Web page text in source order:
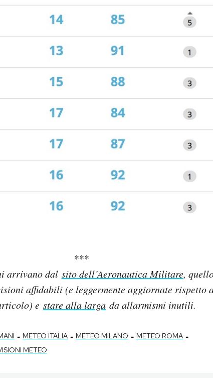
***
arrivano dal sito dell’Aeronautica Militare,
affidabili (e leggermente aggiornate rispetto
e stare alla larga da allarmismi inutili.
- METEO ITALIA - METEO MILANO - METEO ROMA -
METEO